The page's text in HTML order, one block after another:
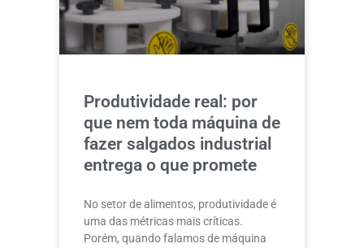
Produtividade real: por
que nem toda máquina de
fazer salgados industrial
entrega o que promete
No setor de alimentos, produtividade é
uma das métricas mais críticas.
Porém, quando falamos de máquina